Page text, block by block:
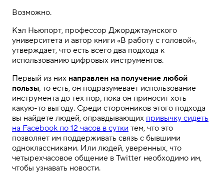
Возможно.
Кэл Ньюпорт, профессор Джорджтаунского
университета и автор книги «В работу с головой»,
утверждает, что есть всего два подхода к
использованию цифровых инструментов.
Первый из них направлен на получение любой
пользы, то есть, он подразумевает использование
инструмента до тех пор, пока он приносит хоть
какую-то выгоду. Среди сторонников этого подхода
вы найдете людей, оправдывающих привычку сидеть
на Facebook по 12 часов в сутки тем, что это
позволяет им поддерживать связь с бывшими
одноклассниками. Или людей, уверенных, что
четырехчасовое общение в Twitter необходимо им,
чтобы узнавать новости.